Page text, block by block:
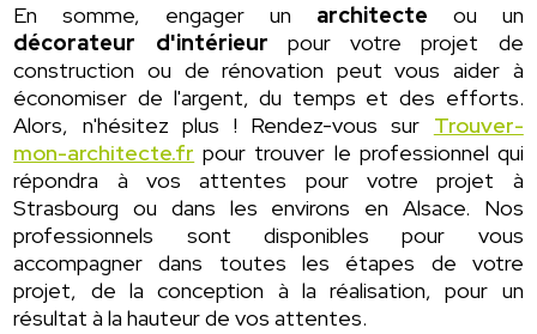
En somme, engager un architecte ou un
décorateur d'intérieur pour votre projet de
construction ou de rénovation peut vous aider à
économiser de l'argent, du temps et des efforts.
Alors, n'hésitez plus ! Rendez-vous sur Trouver-
mon-architecte.fr pour trouver le professionnel qui
répondra à vos attentes pour votre projet à
Strasbourg ou dans les environs en Alsace. Nos
professionnels sont disponibles pour vous
accompagner dans toutes les étapes de votre
projet, de la conception à la réalisation, pour un
résultat à la hauteur de vos attentes.